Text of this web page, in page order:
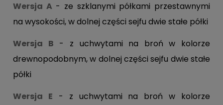
Wersja A- ze szklanymi półkami przestawnymi
na wysokości, w dolnej części sejfu dwie stałe półki
Wersja B - z uchwytami na broń w kolorze
drewnopodobnym, w dolnej części sejfu dwie stałe
półki
Wersja E - z uchwytami na broń w kolorze